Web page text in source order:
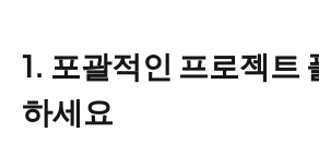
1. 포괄적인 프로젝트
하세요